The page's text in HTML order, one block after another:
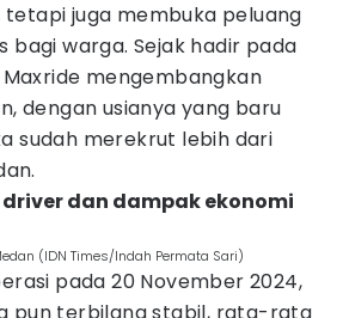
tetapi juga membuka peluang
bagi warga. Sejak hadir pada
Maxride mengembangkan
dengan usianya yang baru
sudah merekrut lebih dari
driver dan dampak ekonomi
(IDN Times/Indah Permata Sari)
pada 20 November 2024,